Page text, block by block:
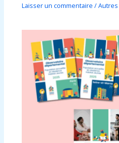
Laisser un commentaire /Autres